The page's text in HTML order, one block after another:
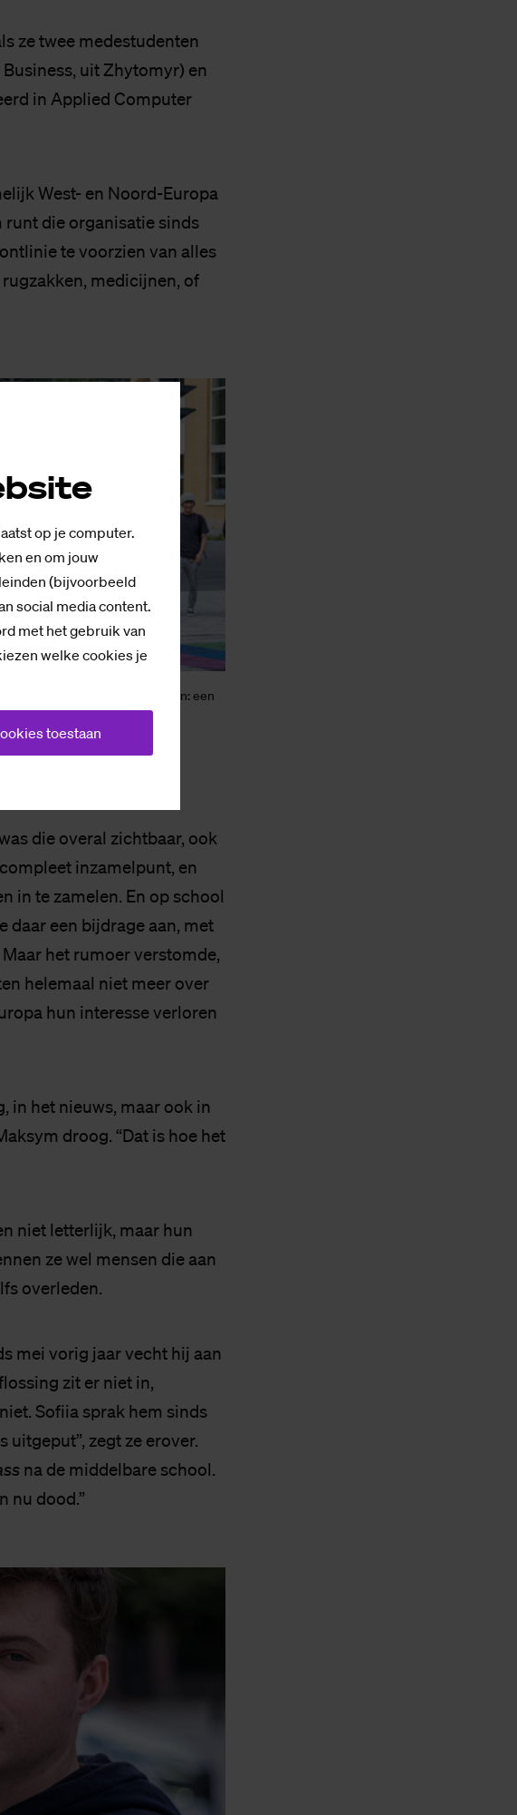
op je computer.
en om jouw
(bijvoorbeeld
social media content.
met het gebruik van
welke cookies je
toestaan
ze twee medestudenten
uit Zhytomyr) en
in Applied Computer
West- en Noord-Europa
runt die organisatie sinds
te voorzien van alles
medicijnen, of
studenten de Lotus Foundation: een
Klaassen
die overal zichtbaar, ook
inzamelpunt, en
in te zamelen. En op school
daar een bijdrage aan, met
Maar het rumoer verstomde,
helemaal niet meer over
hun interesse verloren
in het nieuws, maar ook in
droog. “Dat is hoe het
niet letterlijk, maar hun
ze wel mensen die aan
overleden.
mei vorig jaar vecht hij aan
zit er niet in,
Sofiia sprak hem sinds
uitgeput”, zegt ze erover.
na de middelbare school.
nu dood.”